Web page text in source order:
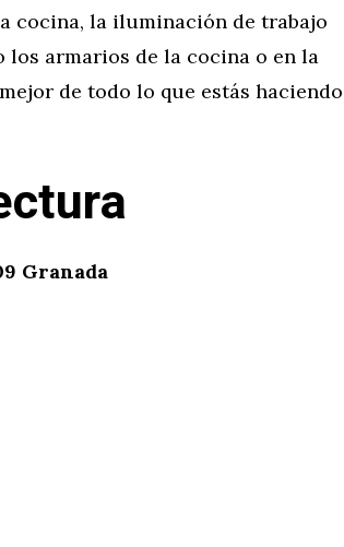
cocina, la iluminación de trabajo
armarios de la cocina o en la
de todo lo que estás haciendo
Granada